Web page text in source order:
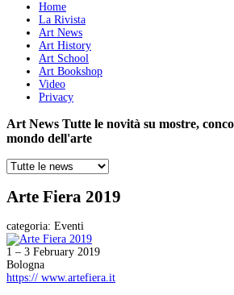
Home
La Rivista
Art News
Art History
Art School
Art Bookshop
Video
Privacy
Art News Tutte le novità su mostre,
mondo dell'arte
Arte Fiera 2019
categoria: Eventi
1 – 3 February 2019
Bologna
https:// www.artefiera.it